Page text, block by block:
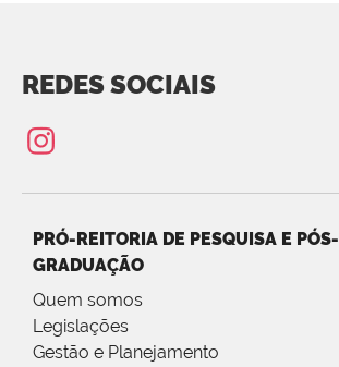
REDES SOCIAIS
PRÓ-REITORIA DE PESQUISA E PÓS-
GRADUAÇÃO
Quem somos
Legislações
Gestão e Planejamento